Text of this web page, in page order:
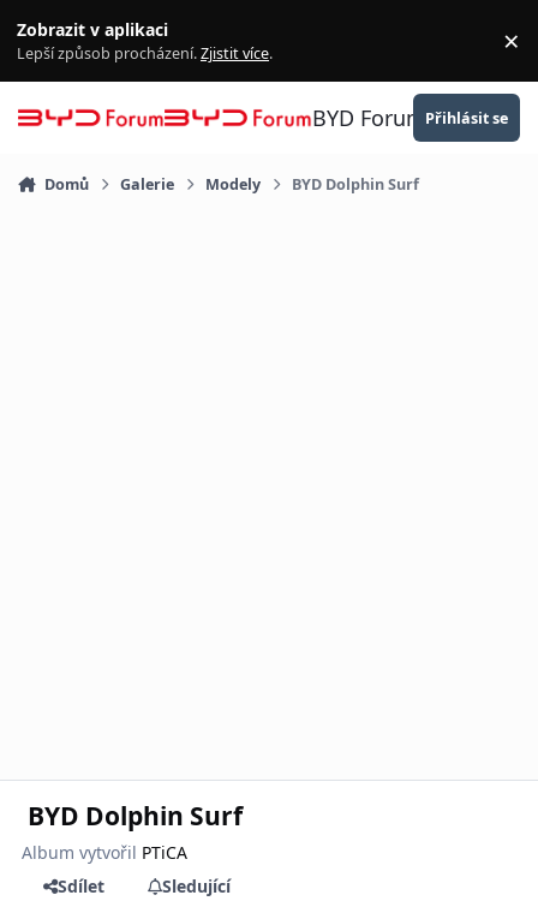
Zobrazit v aplikaci
Lepší způsob procházení.Zjistit více. ×
BYD Forum Přihlásit se
Domů Galerie Modely BYD Dolphin Surf
BYD Dolphin Surf
Album vytvořil PTiCA
Sdílet
Sledující